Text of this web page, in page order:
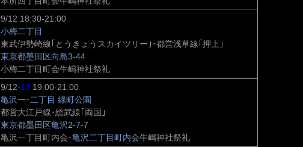
9/12 18:30-21:00
小梅二丁目
東武伊勢崎線｢とうきょうスカイツリー｣･都営浅草線｢押上｣
東京都墨田区向島3-44
小梅二丁目町会牛嶋神社祭礼
9/12-13 19:00-21:00
亀沢一･二丁目 緑町公園
都営大江戸線･総武線｢両国｣
東京都墨田区亀沢2-7-7
亀沢一丁目町内会･亀沢二丁目町内会牛嶋神社祭礼